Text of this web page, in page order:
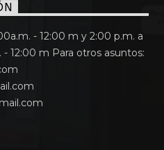
- 12:00 m y 2:00 p.m. a
12:00 m Para otros asuntos: